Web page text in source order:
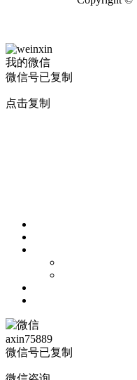
我的微信
微信号已复制
点击复制
axin75889
微信号已复制